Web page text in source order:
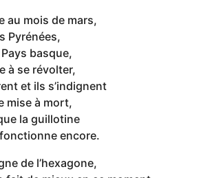
au mois de mars,
Pyrénées,
basque,
à se révolter,
et ils s’indignent
mise à mort,
la guillotine
encore.
de l’hexagone,